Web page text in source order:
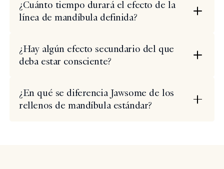
¿Cuánto tiempo durará el efecto de la
línea de mandíbula definida?
¿Hay algún efecto secundario del que
deba estar consciente?
¿En qué se diferencia Jawsome de los
rellenos de mandíbula estándar?